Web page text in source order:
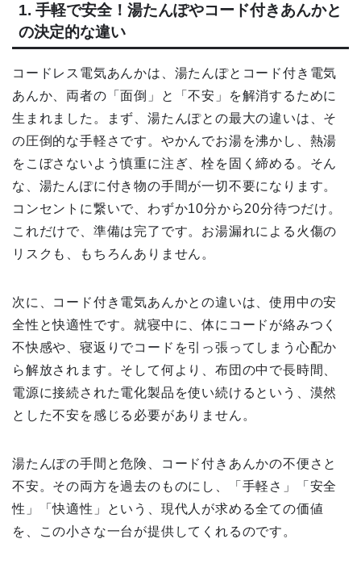
1. 手軽で安全！湯たんぽやコード付きあんかと
の決定的な違い
コードレス電気あんかは、湯たんぽとコード付き電気
あんか、両者の「面倒」と「不安」を解消するために
生まれました。まず、湯たんぽとの最大の違いは、そ
の圧倒的な手軽さです。やかんでお湯を沸かし、熱湯
をこぼさないよう慎重に注ぎ、栓を固く締める。そん
な、湯たんぽに付き物の手間が一切不要になります。
コンセントに繋いで、わずか10分から20分待つだけ。
これだけで、準備は完了です。お湯漏れによる火傷の
リスクも、もちろんありません。
次に、コード付き電気あんかとの違いは、使用中の安
全性と快適性です。就寝中に、体にコードが絡みつく
不快感や、寝返りでコードを引っ張ってしまう心配か
ら解放されます。そして何より、布団の中で長時間、
電源に接続された電化製品を使い続けるという、漠然
とした不安を感じる必要がありません。
湯たんぽの手間と危険、コード付きあんかの不便さと
不安。その両方を過去のものにし、「手軽さ」「安全
性」「快適性」という、現代人が求める全ての価値
を、この小さな一台が提供してくれるのです。